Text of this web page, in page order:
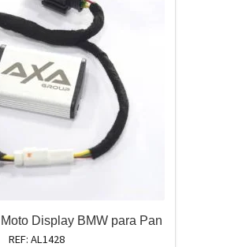
Display BMW para Pan
REF: AL1428